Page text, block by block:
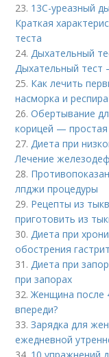
23. 13С-уреазный
Краткая
теста
24.Дыхательный
Дыхательный тест
25. Как лечить
насморка и
26.Обертывание
корицей —
27.Диета при
Лечение
28.
лпджи процедуры
29. Рецепты из
приготовить из
30.Диета при
обострения
31.Диета при
при запорах
32.Женщина после
впереди?
33.Зарядка для
ежедневной